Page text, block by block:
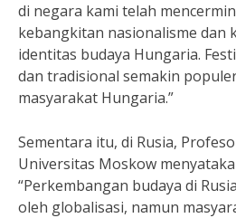
di negara kami telah
kebangkitan nasionalisme dan
identitas budaya Hungaria.
dan tradisional semakin
masyarakat Hungaria.”
Sementara itu, di Rusia,
Universitas Moskow
“Perkembangan budaya di
oleh globalisasi, namun